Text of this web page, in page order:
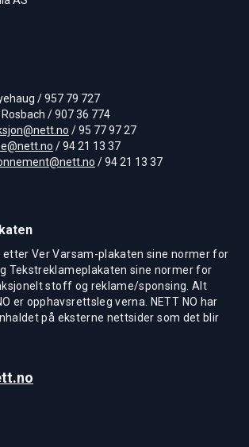
/ 957 79 727
/ 907 36 774
/ 95 77 97 27
/ 94 21 13 37
/ 94 21 13 37
etter Ver Varsam-plakaten sine normer for
Tekstreklameplakaten sine normer for
stoff og reklame/sponsing. Alt
er opphavsrettsleg verna. NETT NO har
på eksterne nettsider som det blir